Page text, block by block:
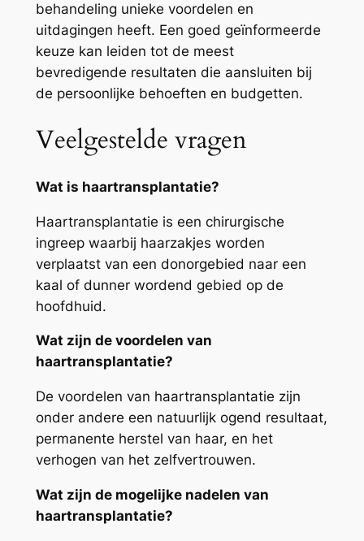
behandeling unieke voordelen en
uitdagingen heeft. Een goed geïnformeerde
keuze kan leiden tot de meest
bevredigende resultaten die aansluiten bij
de persoonlijke behoeften en budgetten.
Veelgestelde vragen
Wat is haartransplantatie?
Haartransplantatie is een chirurgische
ingreep waarbij haarzakjes worden
verplaatst van een donorgebied naar een
kaal of dunner wordend gebied op de
hoofdhuid.
Wat zijn de voordelen van
haartransplantatie?
De voordelen van haartransplantatie zijn
onder andere een natuurlijk ogend resultaat,
permanente herstel van haar, en het
verhogen van het zelfvertrouwen.
Wat zijn de mogelijke nadelen van
haartransplantatie?